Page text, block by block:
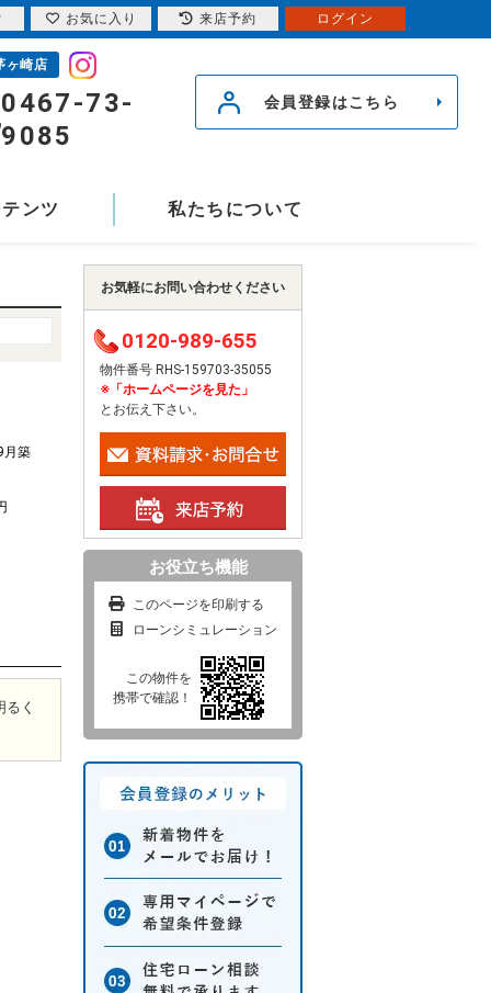
ヶ崎店
0467-73-
9085
会員登録はこちら
ンツ 私たちについて
月築
く
お気軽にお問い合わせください
0120-989-655
物件番号 RHS-159703-35055
※「ホームページを見た」
とお伝え下さい。
お役立ち機能
このページを印刷する
ローンシミュレーション
この物件を
携帯で確認！
お気に入り 来店予約 ログイン